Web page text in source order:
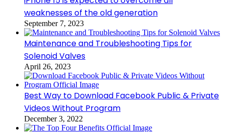
weaknesses of the old generation
September 7, 2023
Maintenance and Troubleshooting Tips for
Solenoid Valves
April 26, 2023
Best Way to Download Facebook Public & Private
Videos Without Program
December 3, 2022